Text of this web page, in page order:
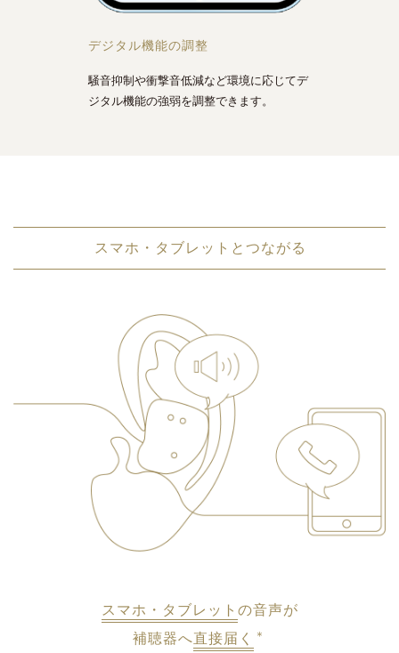
デジタル機能の調整
騒音抑制や衝撃音低減など環境に応じてデ
ジタル機能の強弱を調整できます。
スマホ・タブレットとつながる
スマホ・タブレット の音声が
補聴器へ直接届く ＊